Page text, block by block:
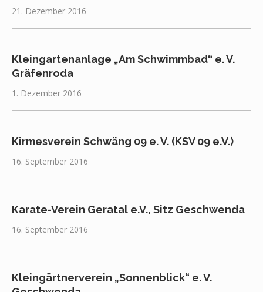
21. Dezember 2016
Kleingartenanlage „Am Schwimmbad“ e. V.
Gräfenroda
1. Dezember 2016
Kirmesverein Schwäng 09 e. V. (KSV 09 e.V.)
16. September 2016
Karate-Verein Geratal e.V., Sitz Geschwenda
16. September 2016
Kleingärtnerverein „Sonnenblick“ e. V.